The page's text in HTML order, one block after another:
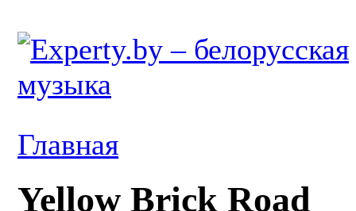
Главная
Yellow Brick Road